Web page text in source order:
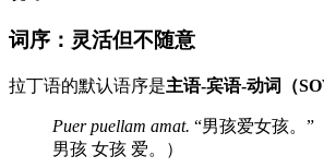
词序：灵活但不随意
拉丁语的默认语序是主语-宾语-动词（
Puer puellam amat. “男孩爱女孩。”
男孩 女孩 爱。）